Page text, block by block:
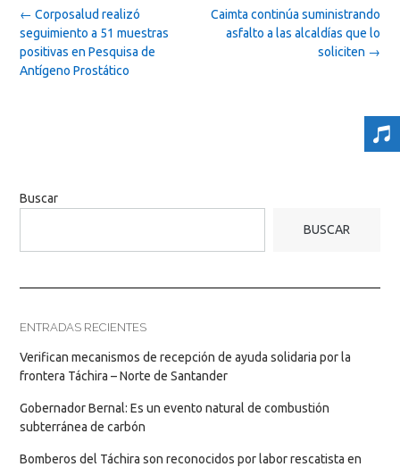
Post
navigation
Caimta continúa suministrando
asfalto a las alcaldías que lo
soliciten →
← Corposalud realizó
seguimiento a 51 muestras
positivas en Pesquisa de
Antígeno Prostático
Buscar
BUSCAR
ENTRADAS RECIENTES
Verifican mecanismos de recepción de ayuda solidaria por la
frontera Táchira – Norte de Santander
Gobernador Bernal: Es un evento natural de combustión
subterránea de carbón
Bomberos del Táchira son reconocidos por labor rescatista en